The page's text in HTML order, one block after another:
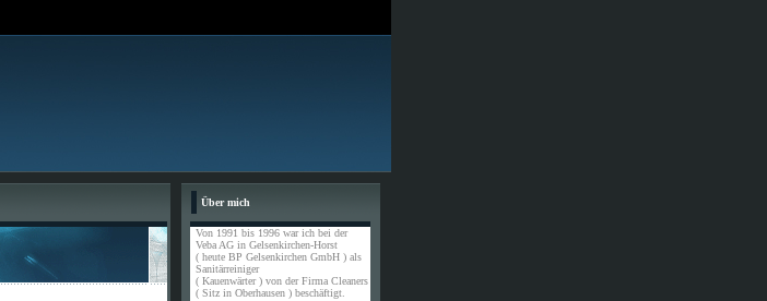
Über mich
Von 1991 bis 1996 war ich bei der
Veba AG in Gelsenkirchen-Horst
( heute BP Gelsenkirchen GmbH ) als
Sanitärreiniger
( Kauenwärter ) von der Firma Cleaners
( Sitz in Oberhausen ) beschäftigt.